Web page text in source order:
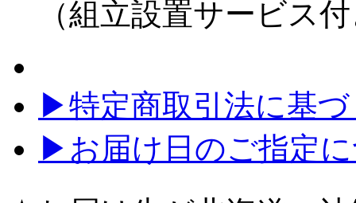
（組立設置サービス
▶特定商取引法に基
▶お届け日のご指定